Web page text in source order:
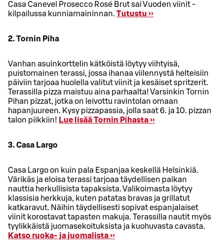
Casa Canevel Prosecco Rosé Brut sai Vuoden viinit -
kilpailussa kunniamaininnan. Tutustu ››
2. Tornin Piha
Vanhan asuinkorttelin kätköistä löytyy viihtyisä,
puistomainen terassi, jossa ihanaa viilennystä helteisiin
päiviin tarjoaa huolella valitut viinit ja kesäiset spritzerit.
Terassilla pizza maistuu aina parhaalta! Varsinkin Tornin
Pihan pizzat, jotka on leivottu ravintolan omaan
hapanjuureen. Kysy pizzapassia, jolla saat 6. ja 10. pizzan
talon piikkiin! Lue lisää Tornin Pihasta ››
3. Casa Largo
Casa Largo on kuin pala Espanjaa keskellä Helsinkiä.
Värikäs ja eloisa terassi tarjoaa täydellisen paikan
nauttia herkullisista tapaksista. Valikoimasta löytyy
klassisia herkkuja, kuten patatas bravas ja grillatut
katkaravut. Näihin täydellisesti sopivat espanjalaiset
viinit korostavat tapasten makuja. Terassilla nautit myös
tyylikkäistä juomasekoituksista ja kuohuvasta cavasta.
Katso ruoka- ja juomalista ››